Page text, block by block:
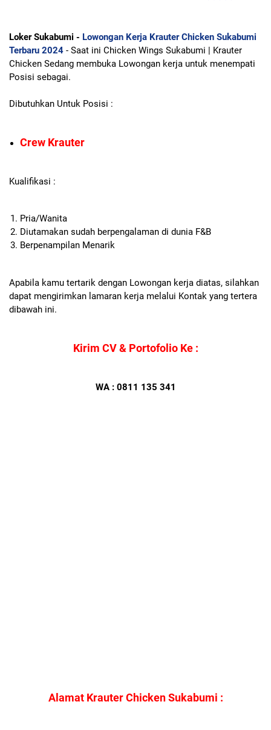
Loker Sukabumi - Lowongan Kerja Krauter Chicken Sukabumi
Terbaru 2024 - Saat ini Chicken Wings Sukabumi | Krauter
Chicken Sedang membuka Lowongan kerja untuk menempati
Posisi sebagai.
Dibutuhkan Untuk Posisi :
Crew Krauter
Kualifikasi :
Pria/Wanita
Diutamakan sudah berpengalaman di dunia F&B
Berpenampilan Menarik
Apabila kamu tertarik dengan Lowongan kerja diatas, silahkan
dapat mengirimkan lamaran kerja melalui Kontak yang tertera
dibawah ini.
Kirim CV & Portofolio Ke :
WA : 0811 135 341
Alamat Krauter Chicken Sukabumi :